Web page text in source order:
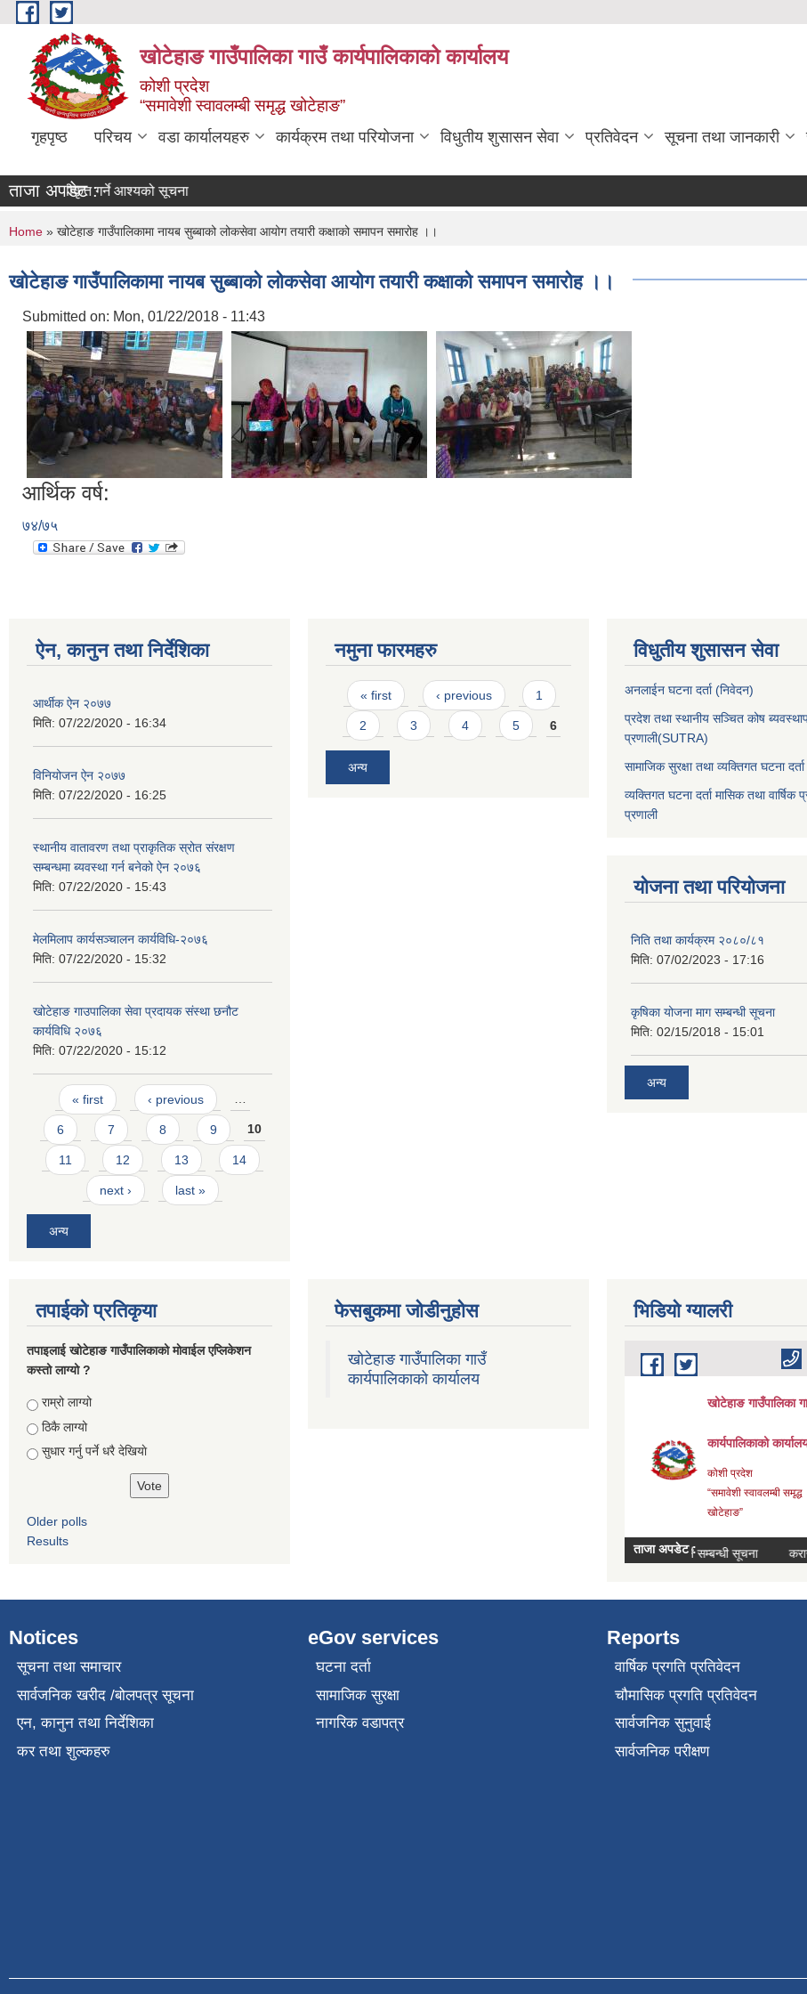
Skip to main content
खोटेहाङ गाउँपालिका गाउँ कार्यपालिकाको कार्यालय
कोशी प्रदेश
“समावेशी स्वावलम्बी समृद्ध खोटेहाङ”
गृहपृष्ठ परिचय वडा कार्यालयहरु कार्यक्रम तथा परियोजना विधुतीय शुसासन सेवा प्रतिवेदन सूचना तथा जानकारी
ताजा अपडेट :
स्वीकृत गर्ने आश्यको सूचना
You are here
Home » खोटेहाङ गाउँपालिकामा नायब सुब्बाको लोकसेवा आयोग तयारी कक्षाको समापन समारोह ।।
खोटेहाङ गाउँपालिकामा नायब सुब्बाको लोकसेवा आयोग तयारी कक्षाको समापन समारोह ।।
Submitted on: Mon, 01/22/2018 - 11:43
आर्थिक वर्ष:
७४/७५
ऐन, कानुन तथा निर्देशिका
आर्थीक ऐन २०७७
मिति: 07/22/2020 - 16:34
विनियोजन ऐन २०७७
मिति: 07/22/2020 - 16:25
स्थानीय वातावरण तथा प्राकृतिक स्रोत संरक्षण
सम्बन्धमा ब्यवस्था गर्न बनेको ऐन २०७६
मिति: 07/22/2020 - 15:43
मेलमिलाप कार्यसञ्चालन कार्यविधि-२०७६
मिति: 07/22/2020 - 15:32
खोटेहाङ गाउपालिका सेवा प्रदायक संस्था छनौट
कार्यविधि २०७६
मिति: 07/22/2020 - 15:12
Pages
« first ‹ previous …
6 7 8 9 10
11 12 13 14
next › last »
अन्य
नमुना फारमहरु
Pages
« first ‹ previous 1
2 3 4 5 6
अन्य
विधुतीय शुसासन सेवा
अनलाईन घटना दर्ता (निवेदन)
प्रदेश तथा स्थानीय सञ्चित कोष
प्रणाली(SUTRA)
सामाजिक सुरक्षा तथा व्यक्तिगत घटना दर्ता
व्यक्तिगत घटना दर्ता मासिक तथा वार्षिक
प्रणाली
योजना तथा परियोजना
निति तथा कार्यक्रम २०८०/८१
मिति: 07/02/2023 - 17:16
कृषिका योजना माग सम्बन्धी सूचना
मिति: 02/15/2018 - 15:01
अन्य
तपाईको प्रतिकृया
तपाइलाई खोटेहाङ गाउँपालिकाको माेवाईल एप्लिकेशन
कस्तो लाग्यो ?
Choices
राम्रो लाग्यो
ठिकै लाग्यो
सुधार गर्नु पर्ने धरै देखियाे
Older polls
Results
फेसबुकमा जोडीनुहोस
खोटेहाङ गाउँपालिका गाउँ
कार्यपालिकाको कार्यालय
भिडियाे ग्यालरी
Notices
सूचना तथा समाचार
सार्वजनिक खरीद /बोलपत्र सूचना
एन, कानुन तथा निर्देशिका
कर तथा शुल्कहरु
eGov services
घटना दर्ता
सामाजिक सुरक्षा
नागरिक वडापत्र
Reports
वार्षिक प्रगति प्रतिवेदन
चौमासिक प्रगति प्रतिवेदन
सार्वजनिक सुनुवाई
सार्वजनिक परीक्षण